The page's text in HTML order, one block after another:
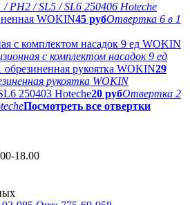
PH2 / SL5 / SL6 250406 Hoteche
45 рубОтвертка 6 в 1
с комплектом насадок 9 ед
29
рукоятка WOKIN
20 рубОтвертка 2
Посмотреть все отвертки
18.00